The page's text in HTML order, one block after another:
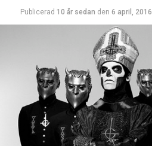
Publicerad 10 år sedan den 6 april, 2016